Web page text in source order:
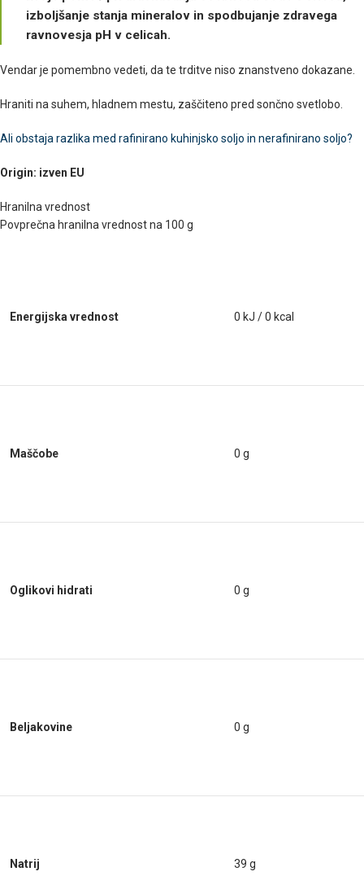
izboljšanje stanja mineralov in spodbujanje zdravega
ravnovesja pH v celicah.
Vendar je pomembno vedeti, da te trditve niso znanstveno dokazane.
Hraniti na suhem, hladnem mestu, zaščiteno pred sončno svetlobo.
Ali obstaja razlika med rafinirano kuhinjsko soljo in nerafinirano soljo?
Origin: izven EU
Hranilna vrednost
Povprečna hranilna vrednost na 100 g
Energijska vrednost 0 kJ / 0 kcal
Maščobe 0 g
Oglikovi hidrati 0 g
Beljakovine 0 g
Natrij 39 g